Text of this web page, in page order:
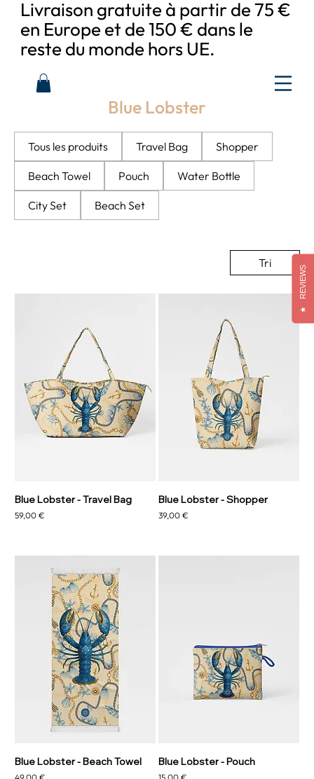
Livraison gratuite à partir de 75 €
en Europe et de 150 € dans le
reste du monde hors UE.
Blue Lobster
Tous les produits Travel Bag Shopper
Beach Towel Pouch Water Bottle
City Set Beach Set
Tri
Blue Lobster - Travel Bag
Prix
59,00 €
Blue Lobster - Shopper
Prix
39,00 €
Blue Lobster - Beach Towel
Prix
Blue Lobster - Pouch
Prix
★
REVIEWS